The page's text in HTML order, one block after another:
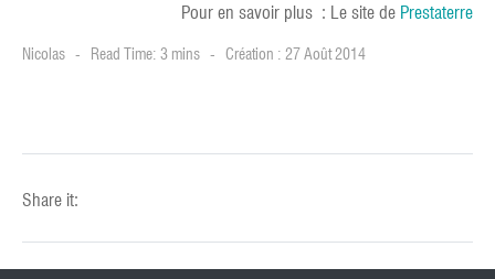
Pour en savoir plus : Le site de Prestaterre
Nicolas Read Time: 3 mins Création : 27 Août 2014
Share it: